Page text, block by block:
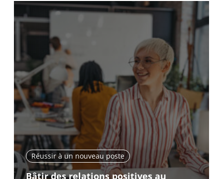
Réussir à un nouveau poste
Bâtir des relations positives au